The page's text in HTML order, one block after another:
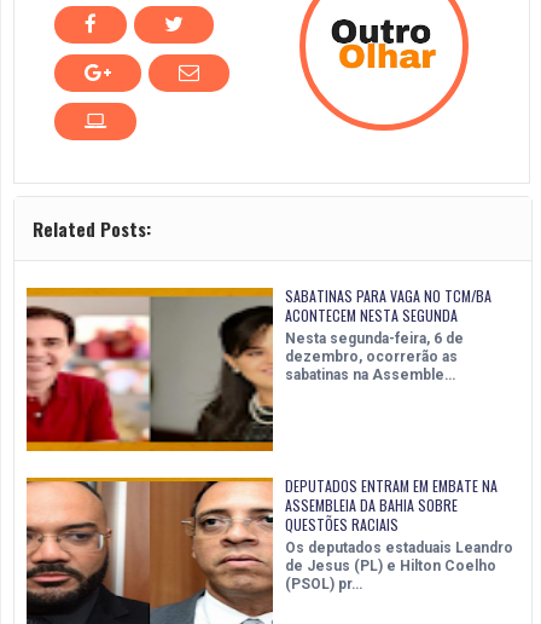
Related Posts:
SABATINAS PARA VAGA NO TCM/BA
ACONTECEM NESTA SEGUNDA
Nesta segunda-feira, 6 de
dezembro, ocorrerão as
sabatinas na Assemble…
DEPUTADOS ENTRAM EM EMBATE NA
ASSEMBLEIA DA BAHIA SOBRE
QUESTÕES RACIAIS
Os deputados estaduais Leandro
de Jesus (PL) e Hilton Coelho
(PSOL) pr…